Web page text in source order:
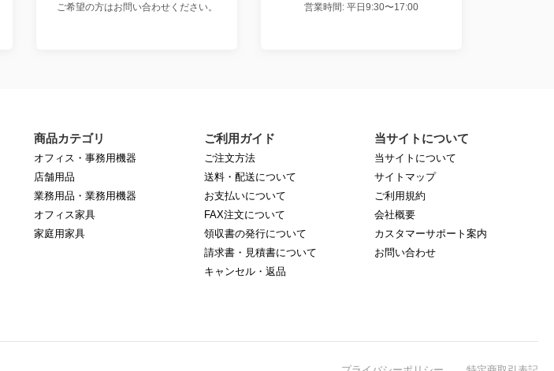
ご希望の方はお問い合わせください。
営業時間: 平日9:30〜17:00
商品カテゴリ
オフィス・事務用機器
店舗用品
業務用品・業務用機器
オフィス家具
家庭用家具
ご利用ガイド
ご注文方法
送料・配送について
お支払いについて
FAX注文について
領収書の発行について
請求書・見積書について
キャンセル・返品
当サイトについて
当サイトについて
サイトマップ
ご利用規約
会社概要
カスタマーサポート案内
お問い合わせ